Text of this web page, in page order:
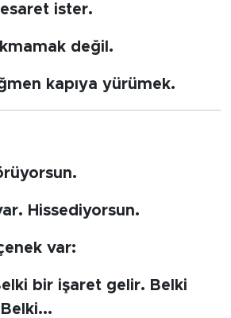
ister.
değil.
kapıya yürümek.
Hissediyorsun.
var:
bir işaret gelir. Belki